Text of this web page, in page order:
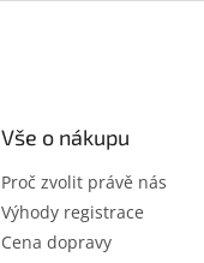
Vše o nákupu
Proč zvolit právě nás
Výhody registrace
Cena dopravy